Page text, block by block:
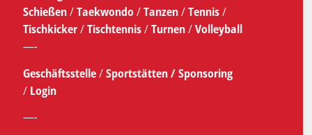
Schießen/Taekwondo/Tanzen/Tennis/
Tischkicker/Tischtennis/Turnen/Volleyball
—-
Geschäftsstelle/Sportstätten /Sponsoring
/ Login
—-